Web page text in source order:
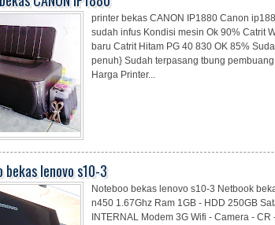
printer bekas CANON IP1880 Canon
sudah infus Kondisi mesin Ok 90% Catrit
baru Catrit Hitam PG 40 830 OK 85%
penuh} Sudah terpasang tbung
Harga Printer...
bekas lenovo s10-3
Noteboo bekas lenovo s10-3 Netbook
n450 1.67Ghz Ram 1GB - HDD 250GB
INTERNAL Modem 3G Wifi - Camera -